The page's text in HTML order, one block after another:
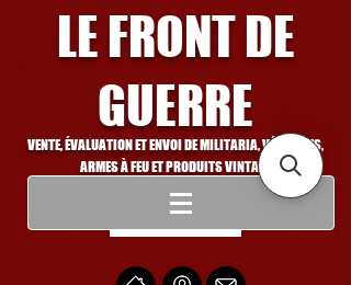
LE FRONT DE
GUERRE
VENTE, ÉVALUATION ET ENVOI DE MILITARIA, VÉHICULES,
ARMES À FEU ET PRODUITS VINTAGE
Se connecter